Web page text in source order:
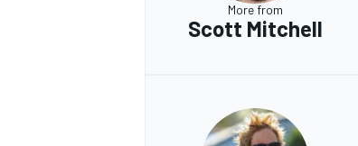
More from
Scott Mitchell